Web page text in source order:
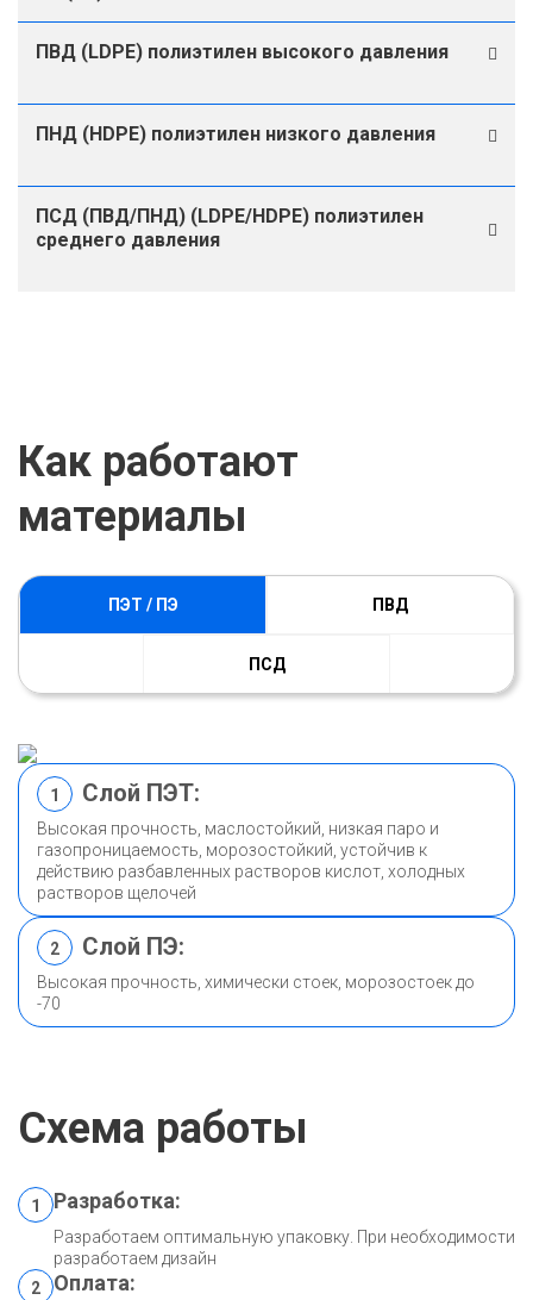
ПВД (LDPE) полиэтилен высокого давления
ПНД (HDPE) полиэтилен низкого давления
ПСД (ПВД/ПНД) (LDPE/HDPE) полиэтилен
среднего давления
Как работают
материалы
ПЭТ / ПЭ ПВД
ПСД
1 Слой ПЭТ:
Высокая прочность, маслостойкий, низкая паро и
газопроницаемость, морозостойкий, устойчив к
действию разбавленных растворов кислот, холодных
растворов щелочей
2 Слой ПЭ:
Высокая прочность, химически стоек, морозостоек до
-70
Схема работы
1 Разработка:
Разработаем оптимальную упаковку. При необходимости
разработаем дизайн
2
Оплата: